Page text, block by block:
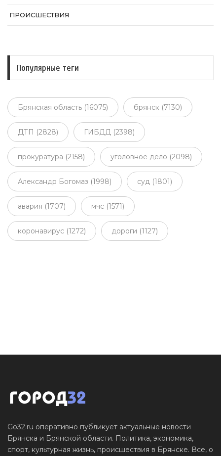
ПРОИСШЕСТВИЯ
Популярные теги
Брянская область (16075) брянск (7130)
ДТП (2828) ГИБДД (2398)
прокуратура (2158) уголовное дело (2098)
Александр Богомаз (1998) суд (1801)
авария (1707) мчс (1571)
коронавирус (1272) дороги (1127)
Go32.ru оперативно публикует актуальные новости
Брянска и Брянской области. Политика, экономика,
спорт, культурная жизнь, происшествия в Брянске. Все, о